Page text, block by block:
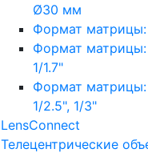
Ø30 мм
Формат матрицы:
Формат матрицы:
1/1.7"
Формат матрицы:
1/2.5", 1/3"
LensConnect
Телецентрические